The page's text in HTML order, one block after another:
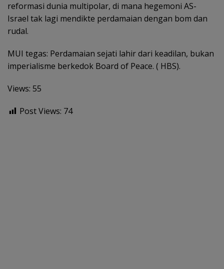
reformasi dunia multipolar, di mana hegemoni AS-
Israel tak lagi mendikte perdamaian dengan bom dan
rudal.
MUI tegas: Perdamaian sejati lahir dari keadilan, bukan
imperialisme berkedok Board of Peace. ( HBS).
Views: 55
Post Views: 74